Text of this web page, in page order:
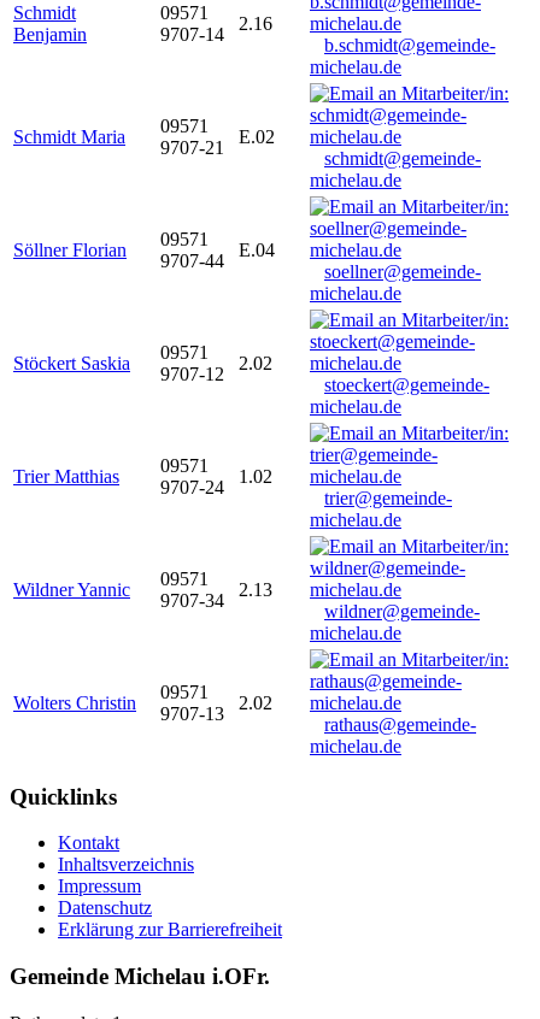
Schmidt
Benjamin
09571
9707-14
2.16
b.schmidt@gemeinde-
michelau.de
Schmidt Maria
09571
9707-21
E.02
schmidt@gemeinde-
michelau.de
Söllner Florian
09571
9707-44
E.04
soellner@gemeinde-
michelau.de
Stöckert Saskia
09571
9707-12
2.02
stoeckert@gemeinde-
michelau.de
Trier Matthias
09571
9707-24
1.02
trier@gemeinde-
michelau.de
Wildner Yannic
09571
9707-34
2.13
wildner@gemeinde-
michelau.de
Wolters Christin
09571
9707-13
2.02
rathaus@gemeinde-
michelau.de
Quicklinks
Kontakt
Inhaltsverzeichnis
Impressum
Datenschutz
Erklärung zur Barrierefreiheit
Gemeinde Michelau i.OFr.